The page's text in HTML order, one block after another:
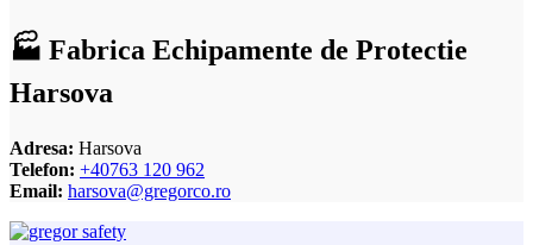
🏭 Fabrica Echipamente de Protectie
Harsova
Adresa: Harsova
Telefon: +40763 120 962
Email: harsova@gregorco.ro